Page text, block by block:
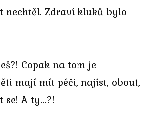
nechtěl. Zdraví kluků bylo
Copak na tom je
mají mít péči, najíst, obout,
se! A ty…?!